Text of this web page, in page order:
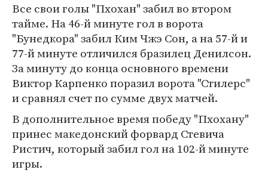
Все свои голы "Пхохан" забил во втором
тайме. На 46-й минуте гол в ворота
"Бунедкора" забил Ким Чжэ Сон, а на 57-й и
77-й минуте отличился бразилец Денилсон.
За минуту до конца основного времени
Виктор Карпенко поразил ворота "Стилерс"
и сравнял счет по сумме двух матчей.
В дополнительное время победу "Пхохану"
принес македонский форвард Стевича
Ристич, который забил гол на 102-й минуте
игры.